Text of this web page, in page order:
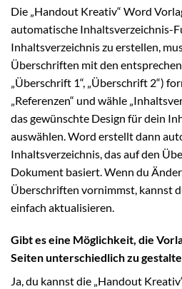
Die „Handout Kreativ“ Word
automatische Inhaltsverzeichnis-
Inhaltsverzeichnis zu erstellen,
Überschriften mit den
„Überschrift 1“, „Überschrift 2“)
„Referenzen“ und wähle
das gewünschte Design für dein
auswählen. Word erstellt dann
Inhaltsverzeichnis, das auf den
Dokument basiert. Wenn du
Überschriften vornimmst, kannst
einfach aktualisieren.
Gibt es eine Möglichkeit, die
Seiten unterschiedlich zu
Ja, du kannst die „Handout